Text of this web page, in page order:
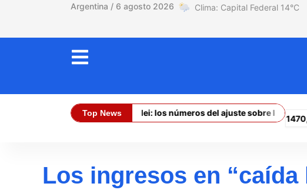
Argentina / 6 agosto 2026 14°C
Top News
La asfixia de Milei: los números del ajuste sobre los territorios
Dólar Oficial (Compra):$ 1470,00
Los ingresos en